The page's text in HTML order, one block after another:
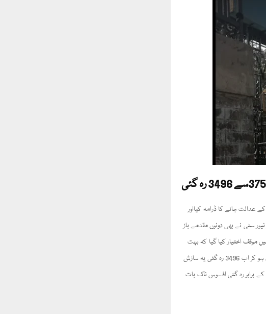
عدالت جانے کا ڈرامہ کیااور
سٹی نے بھی دونوں مقدمے باز
موقف اختیار کیا گیا کہ بہت
سے لوگ ووتر بنبے سے رہ گئے موقع دیا گیا تو نتیجہ الٹ نکلا ووٹرز کی تعداد پہلے 3752 تھی جو کم ہو کر اب 3496 رہ گئی یہ سازش
برابر رہ گئی افسوس ناک بات